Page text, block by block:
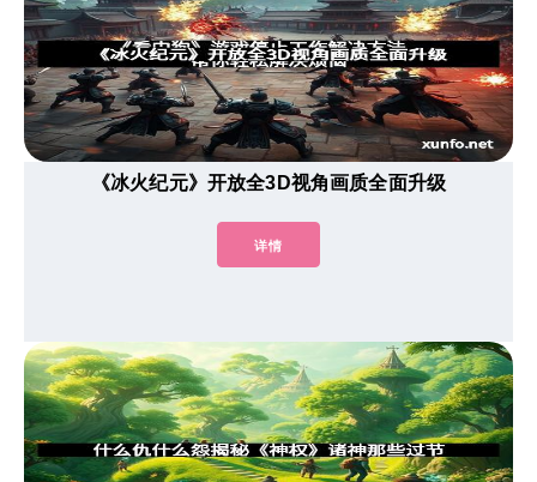
《冰火纪元》开放全3D视角画质全面升级
详情